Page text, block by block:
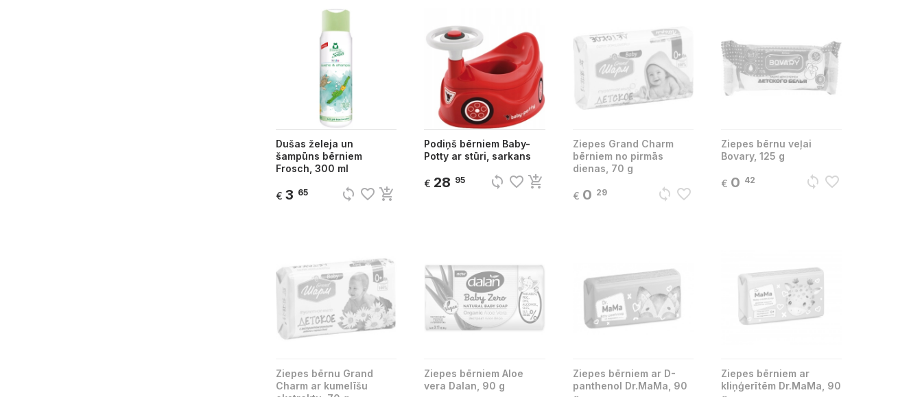
Dušas želeja un
šampūns bērniem
Frosch, 300 ml
€ 3 65 sync favorite_border add_shopping_cart
Podiņš bērniem Baby-
Potty ar stūri, sarkans
€ 28 95 sync favorite_border add_shopping_cart
Ziepes Grand Charm
bērniem no pirmās
dienas, 70 g
€ 0 29 sync favorite_border
Ziepes bērnu veļai
Bovary, 125 g
€ 0 42 sync favorite_border
Ziepes bērnu Grand
Charm ar kumelīšu
Ziepes bērniem Aloe
vera Dalan, 90 g
Ziepes bērniem ar D-
panthenol Dr.MaMa, 90
Ziepes bērniem ar
kliņģerītēm Dr.MaMa, 90